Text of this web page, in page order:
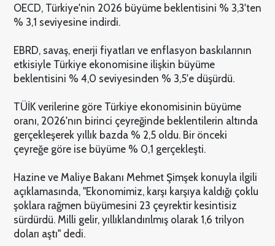
OECD, Türkiye'nin 2026 büyüme beklentisini % 3,3'ten
% 3,1 seviyesine indirdi.
EBRD, savaş, enerji fiyatları ve enflasyon baskılarının
etkisiyle Türkiye ekonomisine ilişkin büyüme
beklentisini % 4,0 seviyesinden % 3,5'e düşürdü.
TÜİK verilerine göre Türkiye ekonomisinin büyüme
oranı, 2026'nın birinci çeyreğinde beklentilerin altında
gerçekleşerek yıllık bazda % 2,5 oldu. Bir önceki
çeyreğe göre ise büyüme % 0,1 gerçekleşti.
Hazine ve Maliye Bakanı Mehmet Şimşek konuyla ilgili
açıklamasında, "Ekonomimiz, karşı karşıya kaldığı çoklu
şoklara rağmen büyümesini 23 çeyrektir kesintisiz
sürdürdü. Milli gelir, yıllıklandırılmış olarak 1,6 trilyon
doları aştı" dedi.